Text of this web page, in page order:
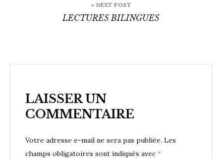
« NEXT POST
LECTURES BILINGUES
LAISSER UN
COMMENTAIRE
Votre adresse e-mail ne sera pas publiée. Les
champs obligatoires sont indiqués avec *